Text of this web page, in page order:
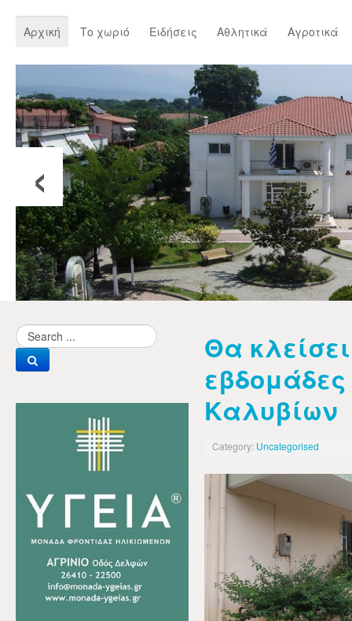
Αρχική Το χωριό Ειδήσεις Αθλητικά Αγροτικά
‹
Θα
Καλυβίων
Category: Uncategorised